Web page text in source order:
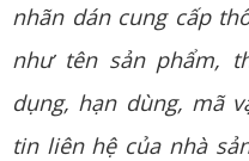
nhãn dán cung cấp
như tên sản phẩm,
dụng, hạn dùng, mã
tin liên hệ của nhà